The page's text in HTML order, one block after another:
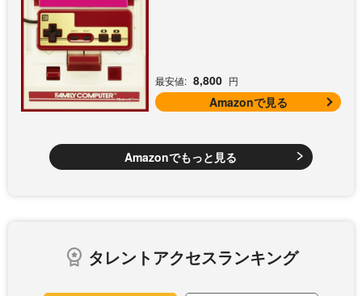
最安値: 8,800 円
Amazonで見る
Amazonでもっと見る
タレントアクセスランキング